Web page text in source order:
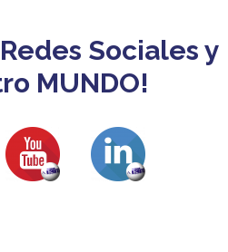
Sociales y
MUNDO!